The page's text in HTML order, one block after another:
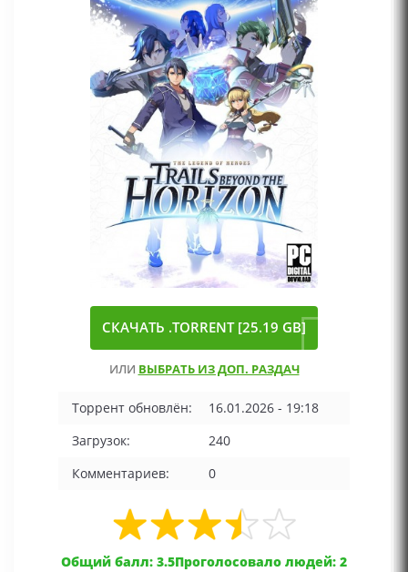
СКАЧАТЬ .TORRENT [25.19 GB]
ИЛИ ВЫБРАТЬ ИЗ ДОП. РАЗДАЧ
Торрент обновлён:
16.01.2026 - 19:18
Загрузок:
240
Комментариев:
0
Общий балл: 3.5Проголосовало людей: 2